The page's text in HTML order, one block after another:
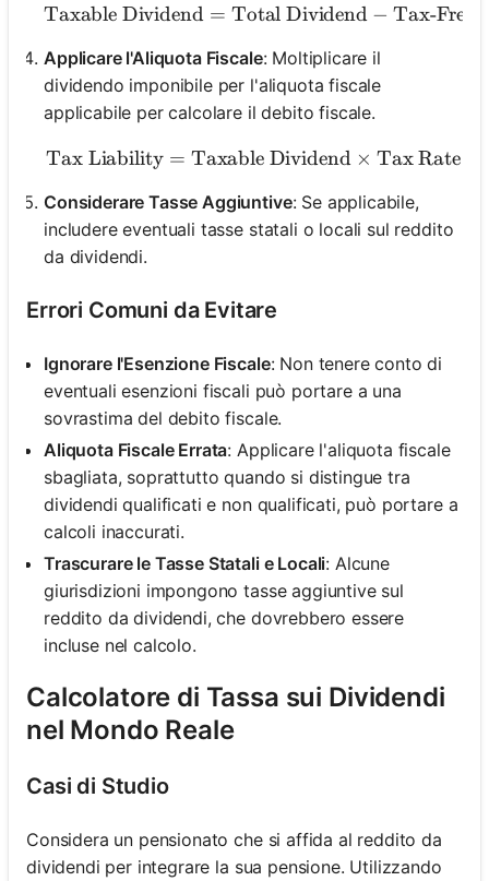
\text{Taxable
Taxable Dividend = Total Dividend − Tax-Free
Applicare l'Aliquota Fiscale: Moltiplicare il
dividendo imponibile per l'aliquota fiscale
applicabile per calcolare il debito fiscale.
\text{Tax Liability} =
Tax Liability = Taxable Dividend × Tax Rate
Considerare Tasse Aggiuntive: Se applicabile,
includere eventuali tasse statali o locali sul reddito
da dividendi.
Errori Comuni da Evitare
Ignorare l'Esenzione Fiscale: Non tenere conto di
eventuali esenzioni fiscali può portare a una
sovrastima del debito fiscale.
Aliquota Fiscale Errata: Applicare l'aliquota fiscale
sbagliata, soprattutto quando si distingue tra
dividendi qualificati e non qualificati, può portare a
calcoli inaccurati.
Trascurare le Tasse Statali e Locali: Alcune
giurisdizioni impongono tasse aggiuntive sul
reddito da dividendi, che dovrebbero essere
incluse nel calcolo.
Calcolatore di Tassa sui Dividendi
nel Mondo Reale
Casi di Studio
Considera un pensionato che si affida al reddito da
dividendi per integrare la sua pensione. Utilizzando